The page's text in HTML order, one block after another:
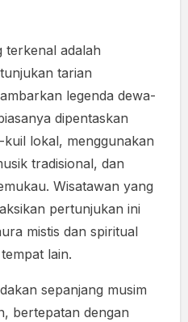
terkenal adalah
tarian
legenda dewa-
dipentaskan
lokal, menggunakan
tradisional, dan
Wisatawan yang
pertunjukan ini
mistis dan spiritual
lain.
sepanjang musim
bertepatan dengan